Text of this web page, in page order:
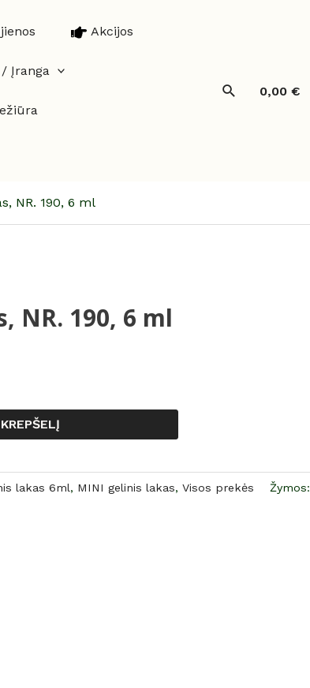
Akcijos
Įranga
Paieška0,00 €
NR. 190, 6 ml
NR. 190, 6 ml
lakas 6ml, MINI gelinis lakas, Visos prekės Žymos: